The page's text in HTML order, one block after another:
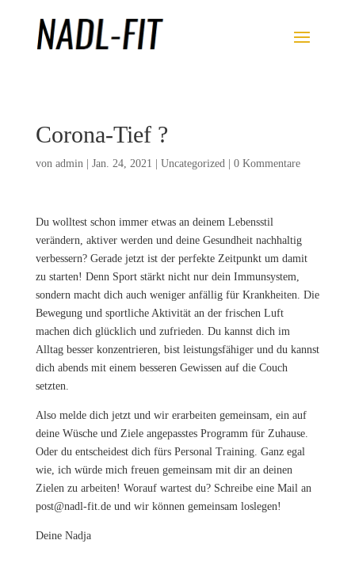
Corona-Tief ?
von admin| Jan. 24, 2021 Uncategorized| 0 Kommentare
Du wolltest schon immer etwas an deinem Lebensstil
verändern, aktiver werden und deine Gesundheit nachhaltig
verbessern? Gerade jetzt ist der perfekte Zeitpunkt um damit
zu starten! Denn Sport stärkt nicht nur dein Immunsystem,
sondern macht dich auch weniger anfällig für Krankheiten. Die
Bewegung und sportliche Aktivität an der frischen Luft
machen dich glücklich und zufrieden. Du kannst dich im
Alltag besser konzentrieren, bist leistungsfähiger und du kannst
dich abends mit einem besseren Gewissen auf die Couch
setzten.
Also melde dich jetzt und wir erarbeiten gemeinsam, ein auf
deine Wüsche und Ziele angepasstes Programm für Zuhause.
Oder du entscheidest dich fürs Personal Training. Ganz egal
wie, ich würde mich freuen gemeinsam mit dir an deinen
Zielen zu arbeiten! Worauf wartest du? Schreibe eine Mail an
post@nadl-fit.de und wir können gemeinsam loslegen!
Deine Nadja